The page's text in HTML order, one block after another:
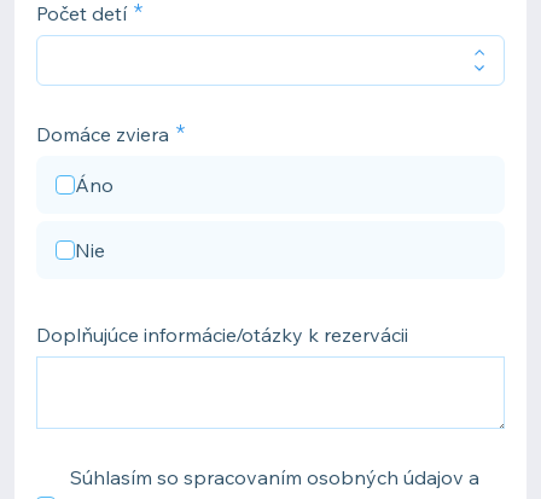
Počet detí
Domáce zviera
Áno
Nie
Doplňujúce informácie/otázky k rezervácii
Súhlasím so spracovaním osobných údajov a